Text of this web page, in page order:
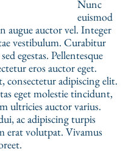
Nunc
euismod
augue auctor vel. Integer
vestibulum. Curabitur
egestas. Pellentesque
eros auctor eget.
consectetur adipiscing elit.
eget molestie tincidunt,
ultricies auctor varius.
ac adipiscing turpis
erat volutpat. Vivamus